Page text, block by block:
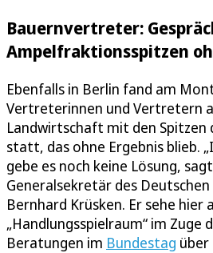
Bauernvertreter:
Ampelfraktionsspitzen
Ebenfalls in Berlin fand am
Vertreterinnen und Vertretern
Landwirtschaft mit den Spitzen
statt, das ohne Ergebnis blieb.
gebe es noch keine Lösung,
Generalsekretär des
Bernhard Krüsken. Er sehe hier
„Handlungsspielraum“ im Zuge
Beratungen im Bundestag über